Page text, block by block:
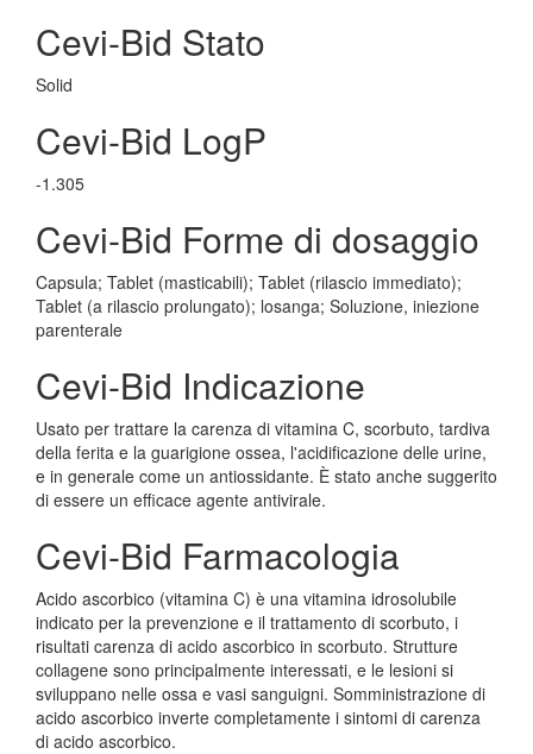
Cevi-Bid Stato
Solid
Cevi-Bid LogP
-1.305
Cevi-Bid Forme di dosaggio
Capsula; Tablet (masticabili); Tablet (rilascio immediato);
Tablet (a rilascio prolungato); losanga; Soluzione, iniezione
parenterale
Cevi-Bid Indicazione
Usato per trattare la carenza di vitamina C, scorbuto, tardiva
della ferita e la guarigione ossea, l'acidificazione delle urine,
e in generale come un antiossidante. È stato anche suggerito
di essere un efficace agente antivirale.
Cevi-Bid Farmacologia
Acido ascorbico (vitamina C) è una vitamina idrosolubile
indicato per la prevenzione e il trattamento di scorbuto, i
risultati carenza di acido ascorbico in scorbuto. Strutture
collagene sono principalmente interessati, e le lesioni si
sviluppano nelle ossa e vasi sanguigni. Somministrazione di
acido ascorbico inverte completamente i sintomi di carenza
di acido ascorbico.